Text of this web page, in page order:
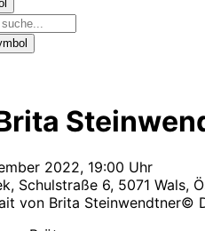
2022, 19:00 Uhr
Schulstraße 6, 5071 Wals,
©